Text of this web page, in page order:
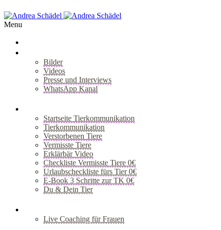
Menu
Bilder
Videos
Presse und Interviews
WhatsApp Kanal
Startseite Tierkommunikation
Tierkommunikation
Verstorbenen Tiere
Vermisste Tiere
Erklärbär Video
Checkliste Vermisste Tiere 0€
Urlaubscheckliste fürs Tier 0€
E-Book 3 Schritte zur TK 0€
Du & Dein Tier
Live Coaching für Frauen